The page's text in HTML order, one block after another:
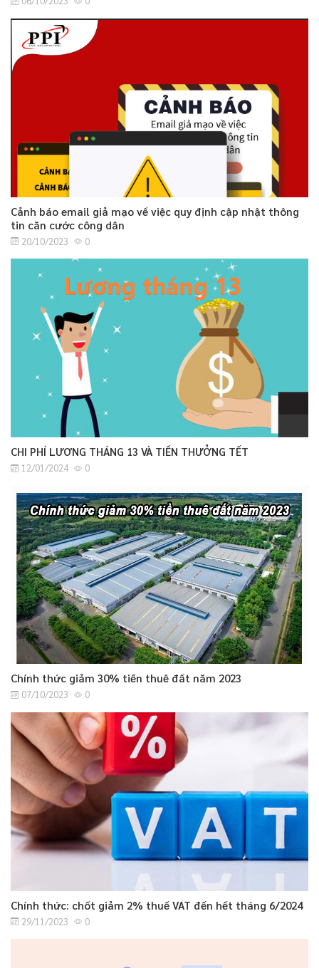
Cảnh báo email giả mạo về việc quy định cập nhật thông
tin căn cước công dân
20/10/2023 0
CHI PHÍ LƯƠNG THÁNG 13 VÀ TIỀN THƯỞNG TẾT
12/01/2024 0
Chính thức giảm 30% tiền thuê đất năm 2023
07/10/2023 0
Chính thức: chốt giảm 2% thuế VAT đến hết tháng 6/2024
29/11/2023 0